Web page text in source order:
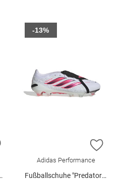
ZUR WUNSCHLISTE HINZUFÜGEN
ZUR
Adidas Performance
Fußballschuhe "Predator Pro FT FG"
-13%